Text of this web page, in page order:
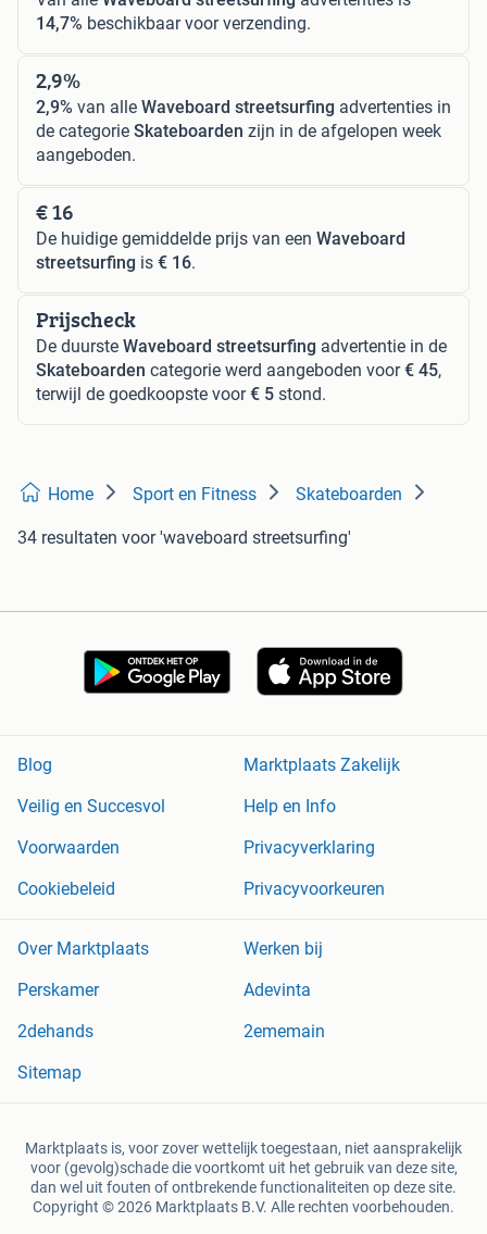
14,7% beschikbaar voor verzending.
2,9%
2,9% van alle Waveboard streetsurfing advertenties in
de categorie Skateboarden zijn in de afgelopen week
aangeboden.
€ 16
De huidige gemiddelde prijs van een Waveboard
streetsurfing is € 16.
Prijscheck
De duurste Waveboard streetsurfing advertentie in de
Skateboarden categorie werd aangeboden voor€ 45,
terwijl de goedkoopste voor€ 5 stond.
Home Sport en Fitness Skateboarden
34 resultaten voor 'waveboard streetsurfing'
Blog
Marktplaats Zakelijk
Veilig en Succesvol
Help en Info
Voorwaarden
Privacyverklaring
Cookiebeleid
Privacyvoorkeuren
Over Marktplaats
Werken bij
Perskamer
Adevinta
2dehands
2ememain
Sitemap
Marktplaats is, voor zover wettelijk toegestaan, niet aansprakelijk
voor (gevolg)schade die voortkomt uit het gebruik van deze site,
dan wel uit fouten of ontbrekende functionaliteiten op deze site.
Copyright © 2026 Marktplaats B.V. Alle rechten voorbehouden.